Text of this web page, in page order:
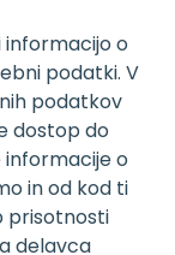
o
podatki. V
podatkov
dostop do
o
in od kod ti
prisotnosti
delavca